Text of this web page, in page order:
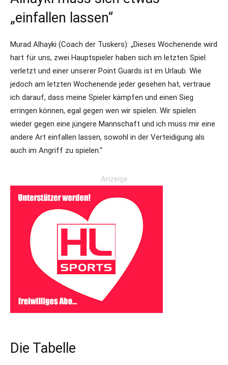
„einfallen lassen“
Murad Alhayki (Coach der Tuskers): „Dieses Wochenende wird
hart für uns, zwei Hauptspieler haben sich im letzten Spiel
verletzt und einer unserer Point Guards ist im Urlaub. Wie
jedoch am letzten Wochenende jeder gesehen hat, vertraue
ich darauf, dass meine Spieler kämpfen und einen Sieg
erringen können, egal gegen wen wir spielen. Wir spielen
wieder gegen eine jüngere Mannschaft und ich muss mir eine
andere Art einfallen lassen, sowohl in der Verteidigung als
auch im Angriff zu spielen.“
Anzeige
Die Tabelle